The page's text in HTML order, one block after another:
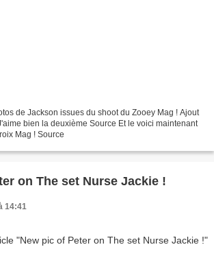
de Jackson issues du shoot du Zooey Mag ! Ajout
bien la deuxième Source Et le voici maintenant
Mag ! Source
on The set Nurse Jackie !
14:41